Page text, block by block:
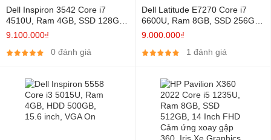
Dell Inspiron 3542 Core i7
4510U, Ram 4GB, SSD 128GB,
15.6 Inch, VGA NVIDIA 840M-
9.100.000₫
0 đánh giá
Dell Latitude E7270 Core i7
6600U, Ram 8GB, SSD 256GB,
12.5 Inch, HD Graphics 520
9.000.000₫
1 đánh giá